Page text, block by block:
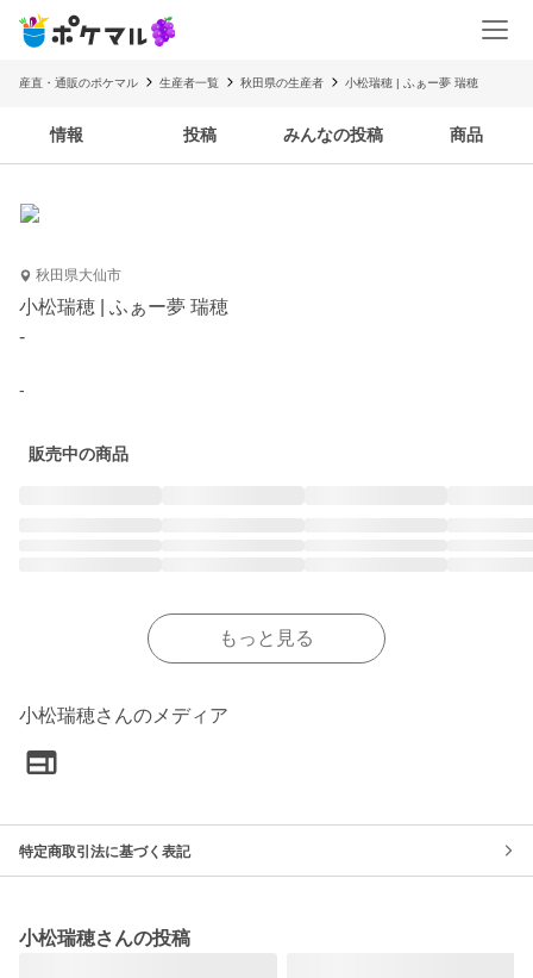
産直・通販のポケマル 生産者一覧 秋田県の生産者 小松瑞穂 | ふぁー夢 瑞穂
情報 投稿 みんなの投稿 商品
秋田県大仙市
小松瑞穂 | ふぁー夢 瑞穂
-
-
販売中の商品
もっと見る
小松瑞穂さんのメディア
特定商取引法に基づく表記
小松瑞穂さんの投稿